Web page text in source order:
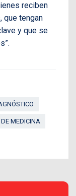
reciben
que tengan
y que se
MEDICINA